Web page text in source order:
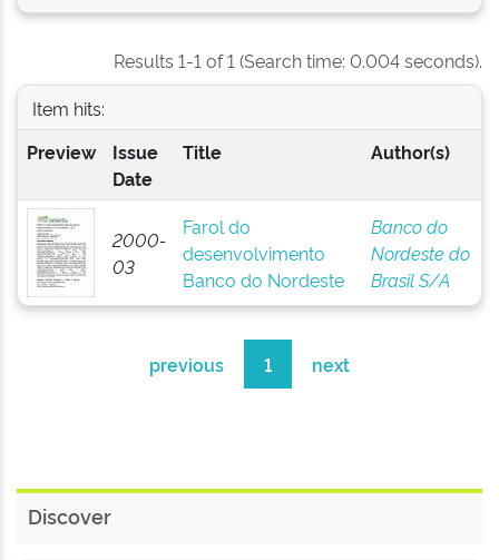
Results 1-1 of 1 (Search time: 0.004 seconds).
Item hits:
Preview
Issue
Date
Title Author(s)
2000-
03
Farol do
desenvolvimento
Banco do Nordeste
Banco do
Nordeste do
Brasil S/A
previous 1 next
Discover